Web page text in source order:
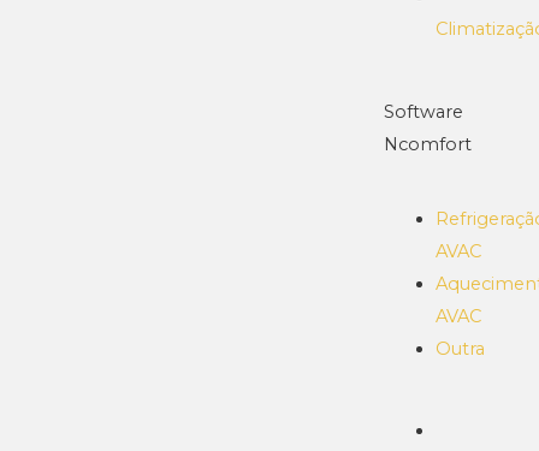
Software
Ncomfort
AVAC
AVAC
Outra